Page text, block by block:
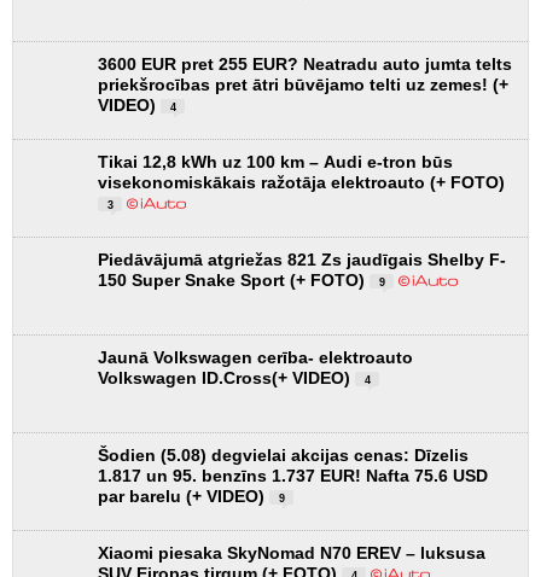
3600 EUR pret 255 EUR? Neatradu auto jumta telts
priekšrocības pret ātri būvējamo telti uz zemes! (+
VIDEO)
4
Tikai 12,8 kWh uz 100 km – Audi e-tron būs
visekonomiskākais ražotāja elektroauto (+ FOTO)
3
Piedāvājumā atgriežas 821 Zs jaudīgais Shelby F-
150 Super Snake Sport (+ FOTO)
9
Jaunā Volkswagen cerība- elektroauto
Volkswagen ID.Cross(+ VIDEO)
4
Šodien (5.08) degvielai akcijas cenas: Dīzelis
1.817 un 95. benzīns 1.737 EUR! Nafta 75.6 USD
par barelu (+ VIDEO)
9
Xiaomi piesaka SkyNomad N70 EREV – luksusa
SUV Eiropas tirgum (+ FOTO)